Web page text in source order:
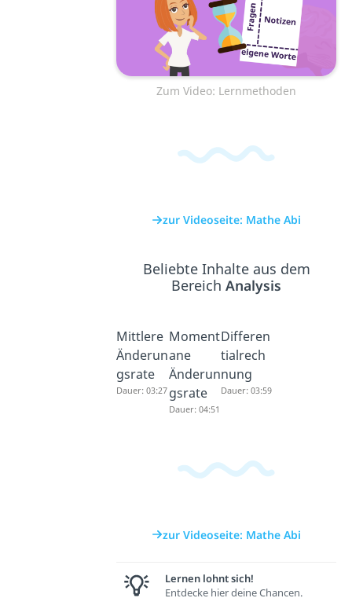
Zum Video: Lernmethoden
zur Videoseite: Mathe Abi
Beliebte Inhalte aus dem
BereichAnalysis
Mittlere
Änderun
gsrate
Dauer: 03:27
Moment
ane
Änderun
gsrate
Dauer: 04:51
Differen
tialrech
nung
Dauer: 03:59
zur Videoseite: Mathe Abi
Lernen lohnt sich!
Entdecke hier deine Chancen.